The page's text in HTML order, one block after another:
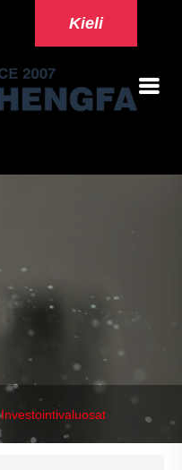
Kieli
Investointivaluosat